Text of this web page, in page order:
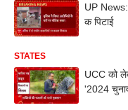
UP News:
क पिटाई
STATES
UCC को
'2024